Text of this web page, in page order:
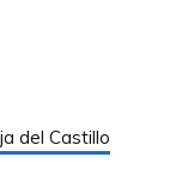
del Castillo